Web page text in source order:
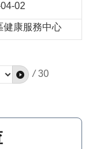
02
健康服務中心
/ 30